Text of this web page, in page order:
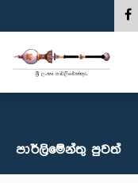
පාර්ලි‌මේන්තු පුවත්